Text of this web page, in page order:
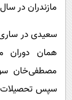
مازندران در سال ۹۸-۹۹ به‌مدت یکسال نیز بوده است.
سعیدی در ساری
همان دوران
مصطفی‌خان
سپس تحصیلات